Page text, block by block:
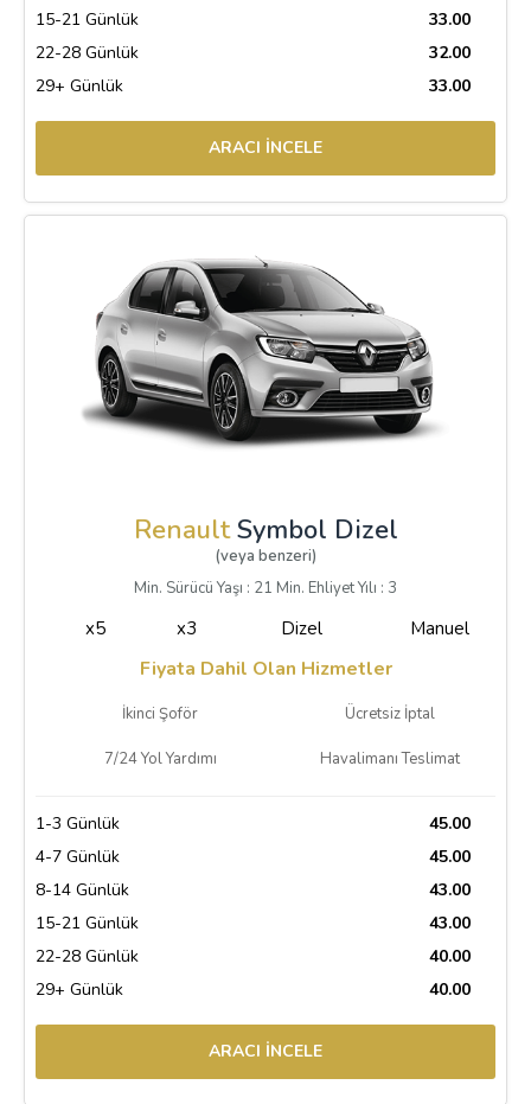
15-21 Günlük
33.00
22-28 Günlük
32.00
29+ Günlük
33.00
ARACI İNCELE
RenaultSymbol Dizel
(veya benzeri)
Min. Sürücü Yaşı : 21 Min. Ehliyet Yılı : 3
x5 x3 Dizel Manuel
Fiyata Dahil Olan Hizmetler
İkinci Şoför Ücretsiz İptal
7/24 Yol Yardımı Havalimanı Teslimat
1-3 Günlük
45.00
4-7 Günlük
45.00
8-14 Günlük
43.00
15-21 Günlük
43.00
22-28 Günlük
40.00
29+ Günlük
40.00
ARACI İNCELE